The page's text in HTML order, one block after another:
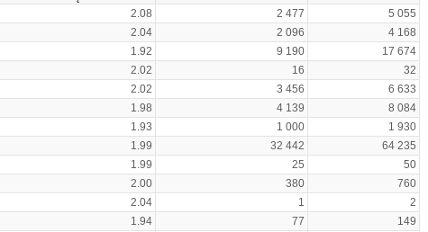
2.08 2 477
5 055
2.04 2 096
4 168
1.92 9 190
17 674
2.02 16
32
2.02 3 456
6 633
1.98 4 139
8 084
1.93 1 000
1 930
1.99 32 442
64 235
1.99 25
50
2.00 380
760
2.04 1
2
1.94 77
149